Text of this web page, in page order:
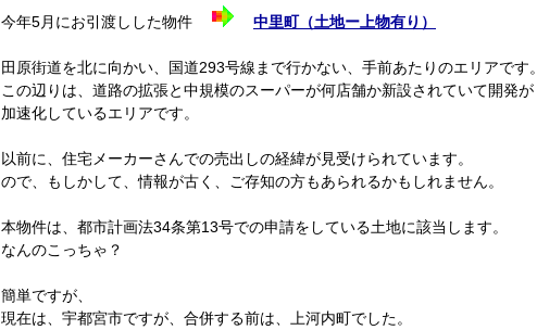
今年5月にお引渡しした物件 中里町（土地ー上物有り）
田原街道を北に向かい、国道293号線まで行かない、手前あたりのエリアです。
この辺りは、道路の拡張と中規模のスーパーが何店舗か新設されていて開発が
加速化しているエリアです。
以前に、住宅メーカーさんでの売出しの経緯が見受けられています。
ので、もしかして、情報が古く、ご存知の方もあられるかもしれません。
本物件は、都市計画法34条第13号での申請をしている土地に該当します。
なんのこっちゃ？
簡単ですが、
現在は、宇都宮市ですが、合併する前は、上河内町でした。